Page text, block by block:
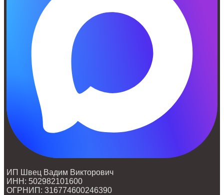
ИП Швец Вадим Викторович
ИНН: 502982101600
ОГРНИП: 316774600246390